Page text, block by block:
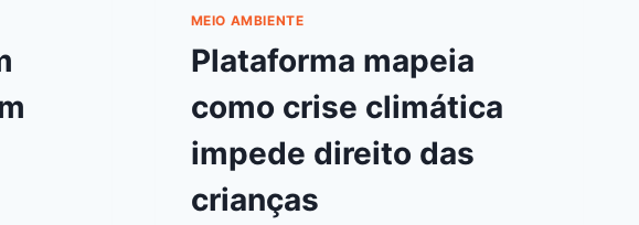
MEIO AMBIENTE
Plataforma mapeia
como crise climática
impede direito das
crianças